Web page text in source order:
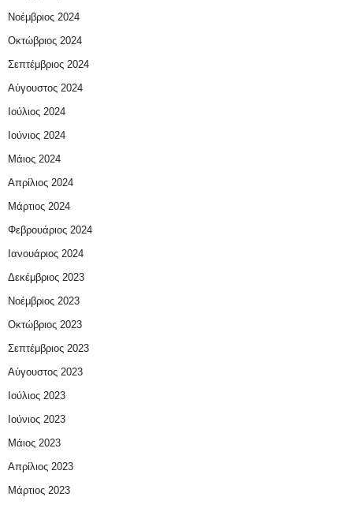
Νοέμβριος 2024
Οκτώβριος 2024
Σεπτέμβριος 2024
Αύγουστος 2024
Ιούλιος 2024
Ιούνιος 2024
Μάιος 2024
Απρίλιος 2024
Μάρτιος 2024
Φεβρουάριος 2024
Ιανουάριος 2024
Δεκέμβριος 2023
Νοέμβριος 2023
Οκτώβριος 2023
Σεπτέμβριος 2023
Αύγουστος 2023
Ιούλιος 2023
Ιούνιος 2023
Μάιος 2023
Απρίλιος 2023
Μάρτιος 2023